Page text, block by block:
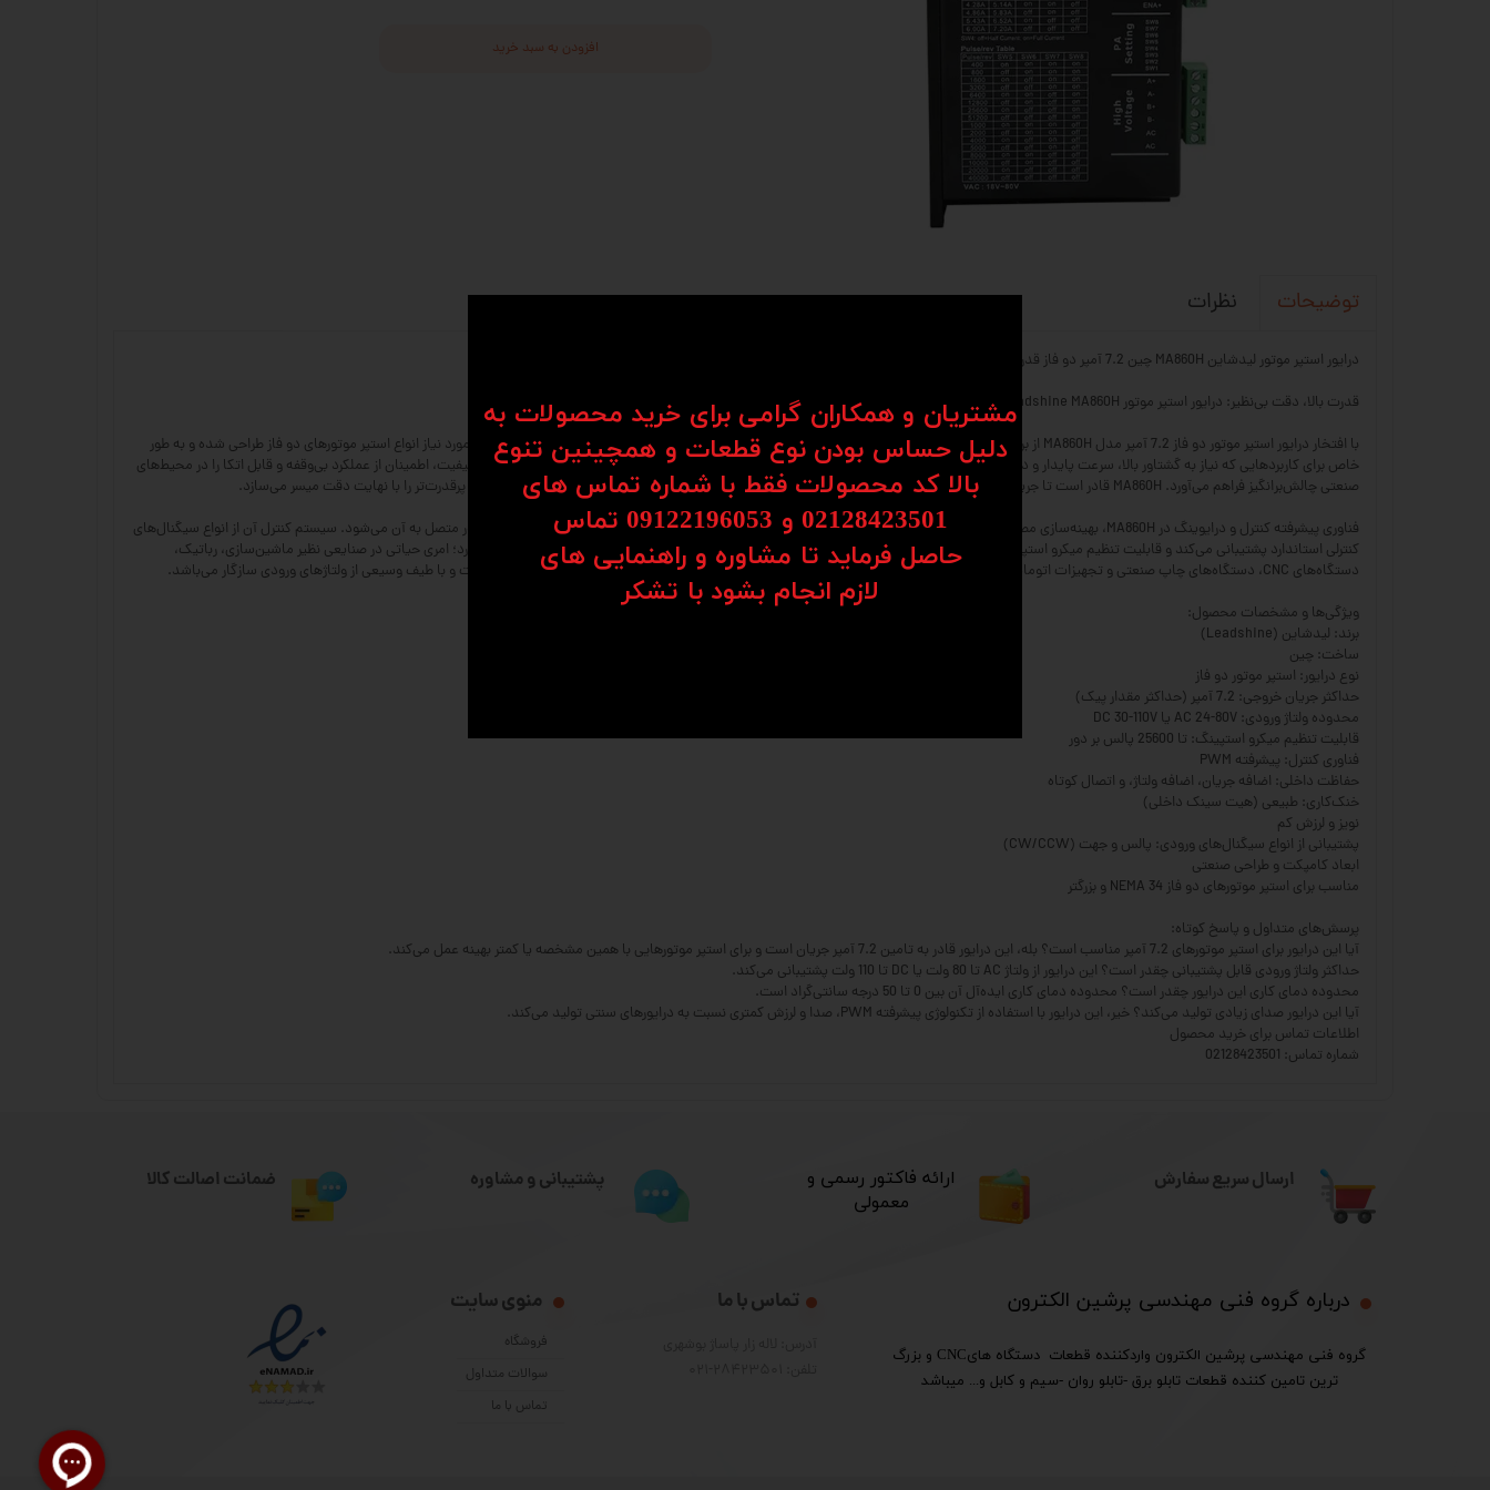
افزودن به سبد خرید
توضیحات نظرات
درایور استپر موتور لیدشاین MA860H چین 7.2 آمپر دو فاز قدرتمند
قدرت بالا، دقت بی‌نظیر: درایور استپر موتور Leadshine MA860H برای کاربردهای صنعتی پیشرفته.
با افتخار درایور استپر موتور دو فاز 7.2 آمپر مدل MA860H از برند معتبر لیدشاین (Leadshine) ساخت کشور چین را معرفی می‌کنیم؛ محصولی که برای تامین نیروی مورد نیاز انواع استپر موتورهای دو فاز طراحی شده و به طور
خاص برای کاربردهایی که نیاز به گشتاور بالا، سرعت پایدار و دقت فوق‌العاده در حرکت دارند، ایده‌آل است. این درایور با بهره‌گیری از تکنولوژی پیشرفته و قطعات با کیفیت، اطمینان از عملکرد بی‌وقفه و قابل اتکا را در محیط‌های
صنعتی چالش‌برانگیز فراهم می‌آورد. MA860H قادر است تا جریان 7.2 آمپر را برای هر فاز استپر موتور فراهم کند که این امر امکان راه‌اندازی و کنترل موتورهای بزرگتر و پرقدرت‌تر را با نهایت دقت میسر می‌سازد.
فناوری پیشرفته کنترل و درایوینگ در MA860H، بهینه‌سازی مصرف انرژی و کاهش تولید حرارت را تضمین می‌کند، که این خود منجر به افزایش طول عمر درایور و موتور متصل به آن می‌شود. سیستم کنترل آن از انواع سیگنال‌های
کنترلی استاندارد پشتیبانی می‌کند و قابلیت تنظیم میکرو استپینگ تا 25600 پالس بر دور را دارد، که این امکان، حرکاتی بسیار نرم، دقیق و بدون لرزش را فراهم می‌آورد؛ امری حیاتی در صنایعی نظیر ماشین‌سازی، رباتیک،
دستگاه‌های CNC، دستگاه‌های چاپ صنعتی و تجهیزات اتوماسیون. نصب و راه‌اندازی این درایور به دلیل طراحی کاربرپسند و کانکتورهای استاندارد، بسیار آسان است و با طیف وسیعی از ولتاژهای ورودی سازگار می‌باشد.
ویژگی‌ها و مشخصات محصول:
برند: لیدشاین (Leadshine)
ساخت: چین
نوع درایور: استپر موتور دو فاز
حداکثر جریان خروجی: 7.2 آمپر (حداکثر مقدار پیک)
محدوده ولتاژ ورودی: AC 24-80V یا DC 30-110V
قابلیت تنظیم میکرو استپینگ: تا 25600 پالس بر دور
فناوری کنترل: پیشرفته PWM
حفاظت داخلی: اضافه جریان، اضافه ولتاژ، و اتصال کوتاه
خنک‌کاری: طبیعی (هیت سینک داخلی)
نویز و لرزش کم
پشتیبانی از انواع سیگنال‌های ورودی: پالس و جهت (CW/CCW)
ابعاد کامپکت و طراحی صنعتی
مناسب برای استپر موتورهای دو فاز NEMA 34 و بزرگتر
پرسش‌های متداول و پاسخ کوتاه:
آیا این درایور برای استپر موتورهای 7.2 آمپر مناسب است؟ بله، این درایور قادر به تامین 7.2 آمپر جریان است و برای استپر موتورهایی با همین مشخصه یا کمتر بهینه عمل می‌کند.
حداکثر ولتاژ ورودی قابل پشتیبانی چقدر است؟ این درایور از ولتاژ AC تا 80 ولت یا DC تا 110 ولت پشتیبانی می‌کند.
محدوده دمای کاری این درایور چقدر است؟ محدوده دمای کاری ایده‌آل آن بین 0 تا 50 درجه سانتی‌گراد است.
آیا این درایور صدای زیادی تولید می‌کند؟ خیر، این درایور با استفاده از تکنولوژی پیشرفته PWM، صدا و لرزش کمتری نسبت به درایورهای سنتی تولید می‌کند.
اطلاعات تماس برای خرید محصول
شماره تماس: 02128423501
ارسال سریع سفارش
درباره گروه فنی مهندسی پرشین الکترون​​​​​​​
​گروه فنی مهندسی پرشین الکترون واردکننده قطعات دستگاه هایCNC و بزرگ
ترین تامین کننده قطعات تابلو برق -تابلو روان -سیم و کابل و... میباشد
منوی سایت
فروشگاه
سوالات متداول
تماس با ما
تماس با ما
​ارائه فاکتور رسمی و
معمولی
پشتیبانی و مشاوره ضمانت اصالت کالا
​​مشتریان و همکاران گرامی برای خرید محصولات به
دلیل حساس بودن نوع قطعات و همچینین تنوع
بالا کد محصولات فقط با شماره تماس های
02128423501 و 09122196053​​​​​​​ تماس
حاصل فرماید تا مشاوره و راهنمایی های
​​​​​​​لازم انجام بشود با تشکر​​​​​​​